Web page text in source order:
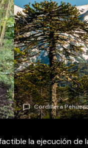
Cordillera
la ejecución de